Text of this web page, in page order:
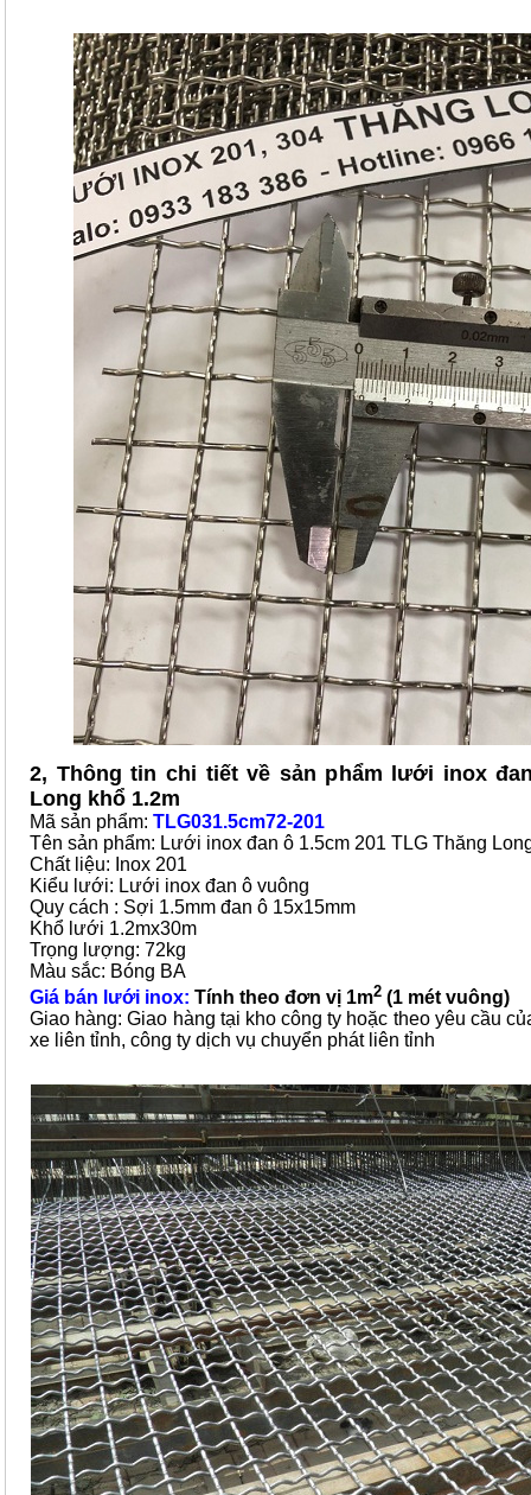
2, Thông tin chi tiết về sản phẩm lưới inox
Long khổ 1.2m
Mã sản phẩm: TLG031.5cm72-201
Tên sản phẩm: Lưới inox đan ô 1.5cm 201 TLG Thăng
Chất liệu: Inox 201
Kiểu lưới: Lưới inox đan ô vuông
Quy cách : Sợi 1.5mm đan ô 15x15mm
Khổ lưới 1.2mx30m
Trọng lượng: 72kg
Màu sắc: Bóng BA
Giá bán lưới inox: Tính theo đơn vị 1m2 (1 mét vuông)
Giao hàng: Giao hàng tại kho công ty hoặc theo yêu cầu
xe liên tỉnh, công ty dịch vụ chuyển phát liên tỉnh